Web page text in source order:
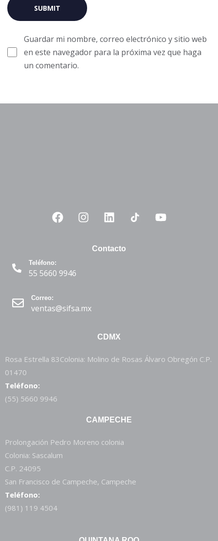
Guardar mi nombre, correo electrónico y sitio web
en este navegador para la próxima vez que haga
un comentario.
Contacto
Teléfono:
55 5660 9946
Correo:
ventas@sifsa.mx
CDMX
Rosa Estrella 83Colonia: Molino de Rosas Álvaro Obregón C.P.
01470
Teléfono:
(55) 5660 9946
CAMPECHE
Prolongación Pedro Moreno colonia
Colonia: Sascalum
C.P. 24095
San Francisco de Campeche, Campeche
Teléfono:
(981) 119 4504